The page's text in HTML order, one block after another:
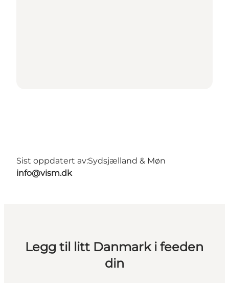
Sist oppdatert av:Sydsjælland & Møn
info@vism.dk
Legg til litt Danmark i feeden
din